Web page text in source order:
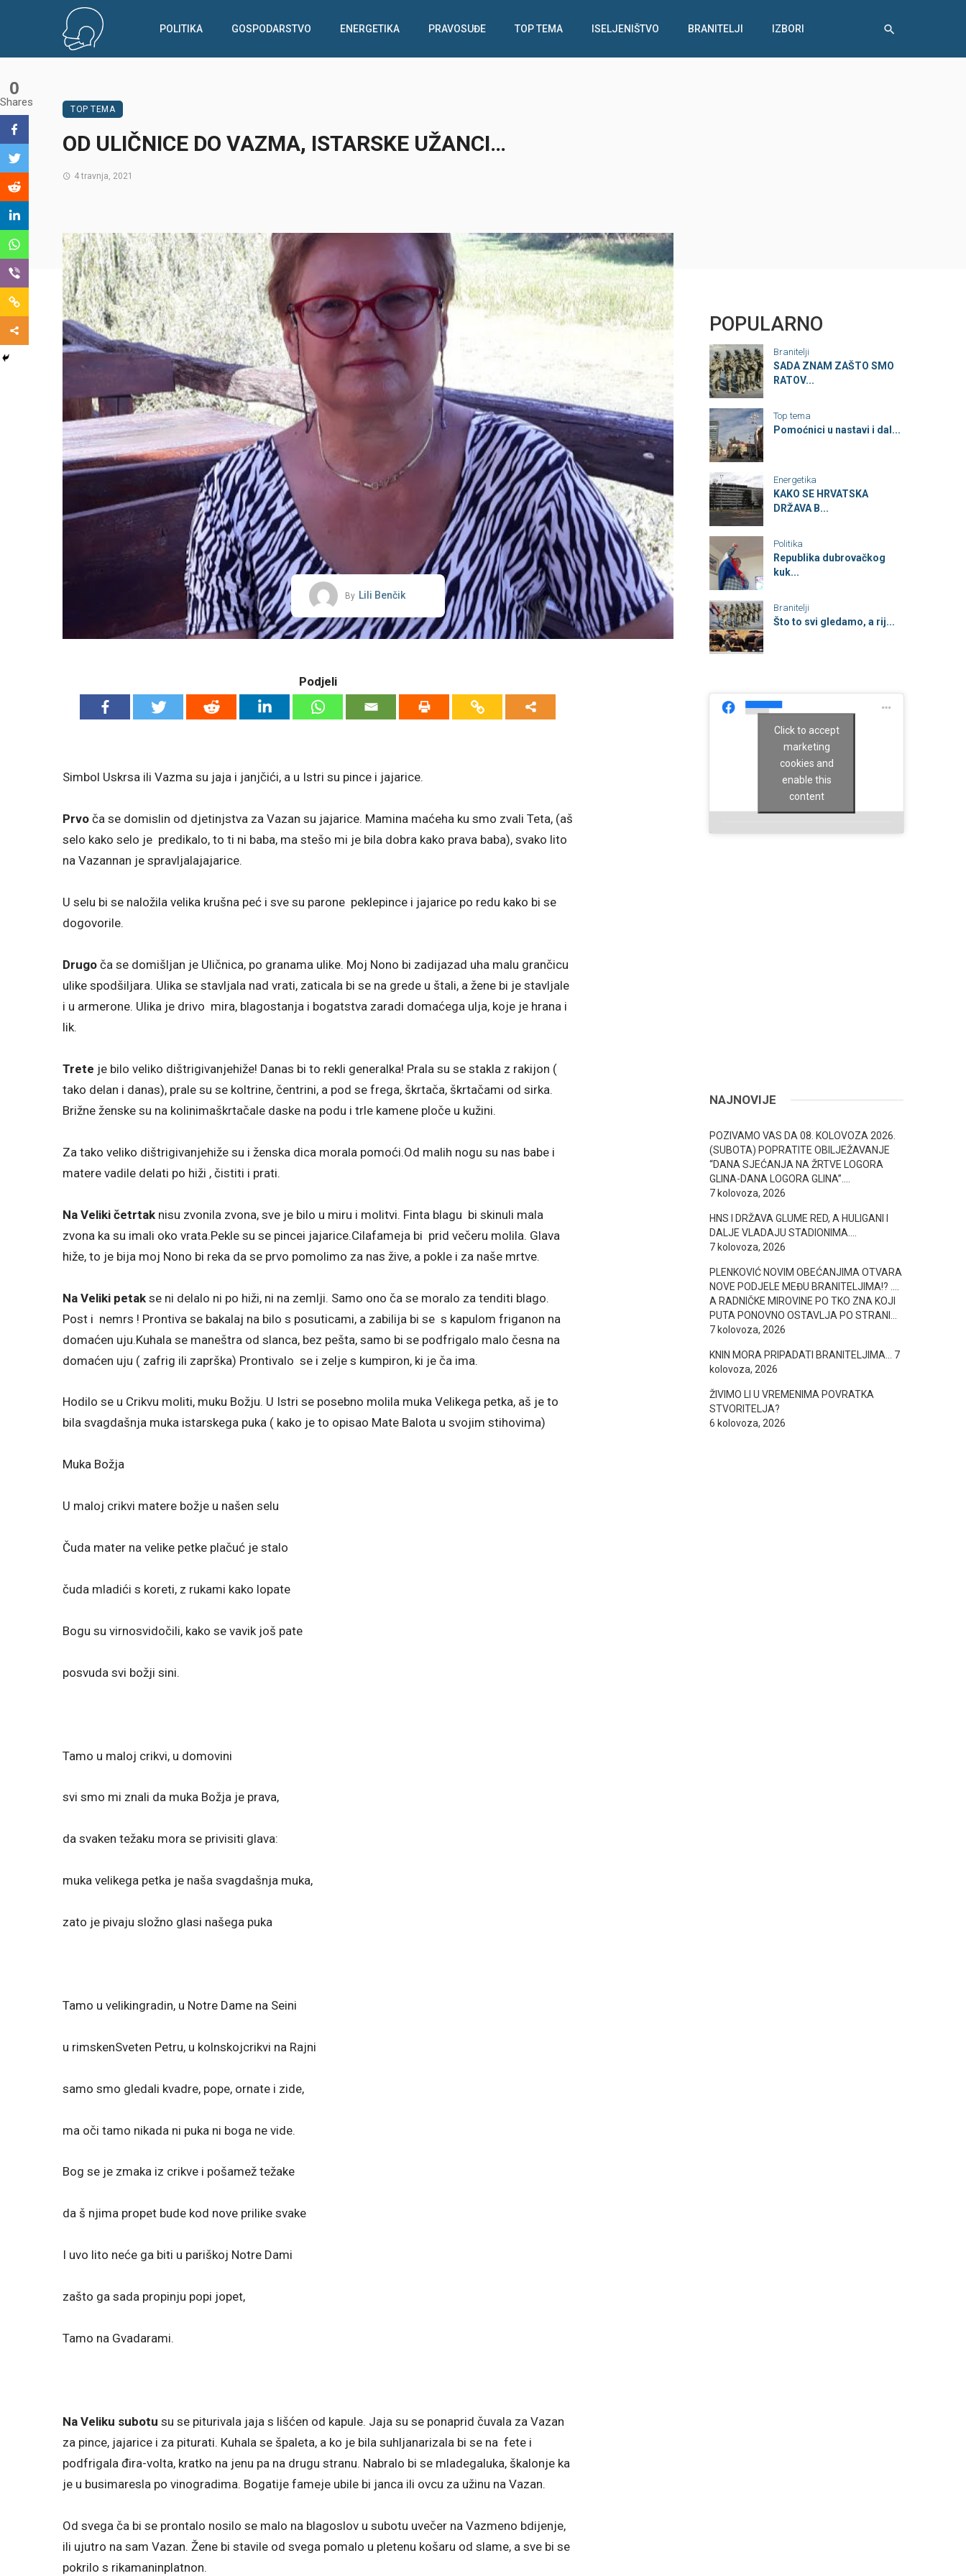
POLITIKA GOSPODARSTVO ENERGETIKA PRAVOSUĐE TOP TEMA ISELJENIŠTVO BRANITELJI IZBORI
TOP TEMA
OD ULIČNICE DO VAZMA, ISTARSKE UŽANCI…
4 travnja, 2021
By Lili Benčik
Podjeli
Simbol Uskrsa ili Vazma su jaja i janjčići, a u Istri su pince i jajarice.
Prvo ča se domislin od djetinjstva za Vazan su jajarice. Mamina maćeha ku smo zvali Teta, (aš
selo kako selo je predikalo, to ti ni baba, ma stešo mi je bila dobra kako prava baba), svako lito
na Vazannan je spravljalajajarice.
U selu bi se naložila velika krušna peć i sve su parone peklepince i jajarice po redu kako bi se
dogovorile.
Drugo ča se domišljan je Uličnica, po granama ulike. Moj Nono bi zadijazad uha malu grančicu
ulike spodšiljara. Ulika se stavljala nad vrati, zaticala bi se na grede u štali, a žene bi je stavljale
i u armerone. Ulika je drivo mira, blagostanja i bogatstva zaradi domaćega ulja, koje je hrana i
lik.
Trete je bilo veliko dištrigivanjehiže! Danas bi to rekli generalka! Prala su se stakla z rakijon (
tako delan i danas), prale su se koltrine, čentrini, a pod se frega, škrtača, škrtačami od sirka.
Brižne ženske su na kolinimaškrtačale daske na podu i trle kamene ploče u kužini.
Za tako veliko dištrigivanjehiže su i ženska dica morala pomoći.Od malih nogu su nas babe i
matere vadile delati po hiži , čistiti i prati.
Na Veliki četrtak nisu zvonila zvona, sve je bilo u miru i molitvi. Finta blagu bi skinuli mala
zvona ka su imali oko vrata.Pekle su se pincei jajarice.Cilafameja bi prid večeru molila. Glava
hiže, to je bija moj Nono bi reka da se prvo pomolimo za nas žive, a pokle i za naše mrtve.
Na Veliki petak se ni delalo ni po hiži, ni na zemlji. Samo ono ča se moralo za tenditi blago.
Post i nemrs ! Prontiva se bakalaj na bilo s posuticami, a zabilija bi se s kapulom friganon na
domaćen uju.Kuhala se maneštra od slanca, bez pešta, samo bi se podfrigalo malo česna na
domaćen uju ( zafrig ili zaprška) Prontivalo se i zelje s kumpiron, ki je ča ima.
Hodilo se u Crikvu moliti, muku Božju. U Istri se posebno molila muka Velikega petka, aš je to
bila svagdašnja muka istarskega puka ( kako je to opisao Mate Balota u svojim stihovima)
Muka Božja
U maloj crikvi matere božje u našen selu
Čuda mater na velike petke plačuć je stalo
čuda mladići s koreti, z rukami kako lopate
Bogu su virnosvidočili, kako se vavik još pate
posvuda svi božji sini.
Tamo u maloj crikvi, u domovini
svi smo mi znali da muka Božja je prava,
da svaken težaku mora se privisiti glava:
muka velikega petka je naša svagdašnja muka,
zato je pivaju složno glasi našega puka
Tamo u velikingradin, u Notre Dame na Seini
u rimskenSveten Petru, u kolnskojcrikvi na Rajni
samo smo gledali kvadre, pope, ornate i zide,
ma oči tamo nikada ni puka ni boga ne vide.
Bog se je zmaka iz crikve i pošamež težake
da š njima propet bude kod nove prilike svake
I uvo lito neće ga biti u pariškoj Notre Dami
zašto ga sada propinju popi jopet,
Tamo na Gvadarami.
Na Veliku subotu su se piturivala jaja s lišćen od kapule. Jaja su se ponaprid čuvala za Vazan
za pince, jajarice i za piturati. Kuhala se špaleta, a ko je bila suhljanarizala bi se na fete i
podfrigala đira-volta, kratko na jenu pa na drugu stranu. Nabralo bi se mladegaluka, škalonje ka
je u busimaresla po vinogradima. Bogatije fameje ubile bi janca ili ovcu za užinu na Vazan.
Od svega ča bi se prontalo nosilo se malo na blagoslov u subotu uvečer na Vazmeno bdijenje,
ili ujutro na sam Vazan. Žene bi stavile od svega pomalo u pletenu košaru od slame, a sve bi se
pokrilo s rikamaninplatnon.
0
Shares
POPULARNO
Branitelji
SADA ZNAM ZAŠTO SMO
RATOV...
Top tema
Pomoćnici u nastavi i dal...
Energetika
KAKO SE HRVATSKA
DRŽAVA B...
Politika
Republika dubrovačkog
kuk...
Branitelji
Što to svi gledamo, a rij...
Click to accept
marketing
cookies and
enable this
content
NAJNOVIJE
POZIVAMO VAS DA 08. KOLOVOZA 2026.
(SUBOTA) POPRATITE OBILJEŽAVANJE
“DANA SJEĆANJA NA ŽRTVE LOGORA
GLINA-DANA LOGORA GLINA”….
7 kolovoza, 2026
HNS I DRŽAVA GLUME RED, A HULIGANI I
DALJE VLADAJU STADIONIMA….
7 kolovoza, 2026
PLENKOVIĆ NOVIM OBEĆANJIMA OTVARA
NOVE PODJELE MEĐU BRANITELJIMA!? ….
A RADNIČKE MIROVINE PO TKO ZNA KOJI
PUTA PONOVNO OSTAVLJA PO STRANI…
7 kolovoza, 2026
KNIN MORA PRIPADATI BRANITELJIMA…
7
kolovoza, 2026
ŽIVIMO LI U VREMENIMA POVRATKA
STVORITELJA?
6 kolovoza, 2026